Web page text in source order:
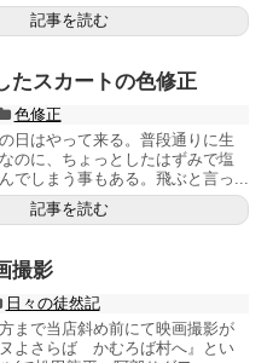
記事を読む
たスカートの色修正
色修正
日はやって来る。普段通りに生
のに、ちょっとしたはずみで塩
でしまう事もある。飛ぶと言っ...
記事を読む
撮影
日々の徒然記
まで当店斜め前にて映画撮影が
よさらば かむろば村へ』とい